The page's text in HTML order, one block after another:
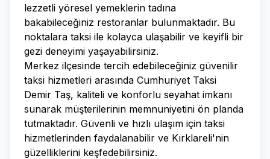
lezzetli yöresel yemeklerin tadına
bakabileceğiniz restoranlar bulunmaktadır. Bu
noktalara taksi ile kolayca ulaşabilir ve keyifli bir
gezi deneyimi yaşayabilirsiniz.
Merkez ilçesinde tercih edebileceğiniz güvenilir
taksi hizmetleri arasında Cumhuriyet Taksi
Demir Taş, kaliteli ve konforlu seyahat imkanı
sunarak müşterilerinin memnuniyetini ön planda
tutmaktadır. Güvenli ve hızlı ulaşım için taksi
hizmetlerinden faydalanabilir ve Kırklareli'nin
güzelliklerini keşfedebilirsiniz.